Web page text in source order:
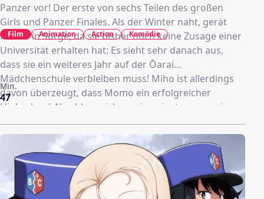
Panzer vor! Der erste von sechs Teilen des großen
Girls und Panzer Finales. Als der Winter naht, gerät
Momo in Sorge, da sie bisher noch keine Zusage einer
Universität erhalten hat: Es sieht sehr danach aus,
dass sie ein weiteres Jahr auf der Ōarai
Mädchenschule verbleiben muss! Miho ist allerdings
davon überzeugt, dass Momo ein erfolgreicher
Highschool-Abschluss sicher sein müsste, wenn sie
sich als erfolgreich im Sensha-dō erweisen sollte. Und
so bestreitet Team Ōarai mit Momo als neuer
Oberkommandantin den soeben wiederentdeckten
Winter-Raupenketten-Cup, mit vielen alten Bekannten
aber auch neuen Gegnern, wie der heiß erwarteten
Freien Schule BC!
47
Min.
Film Animation Action Komödie